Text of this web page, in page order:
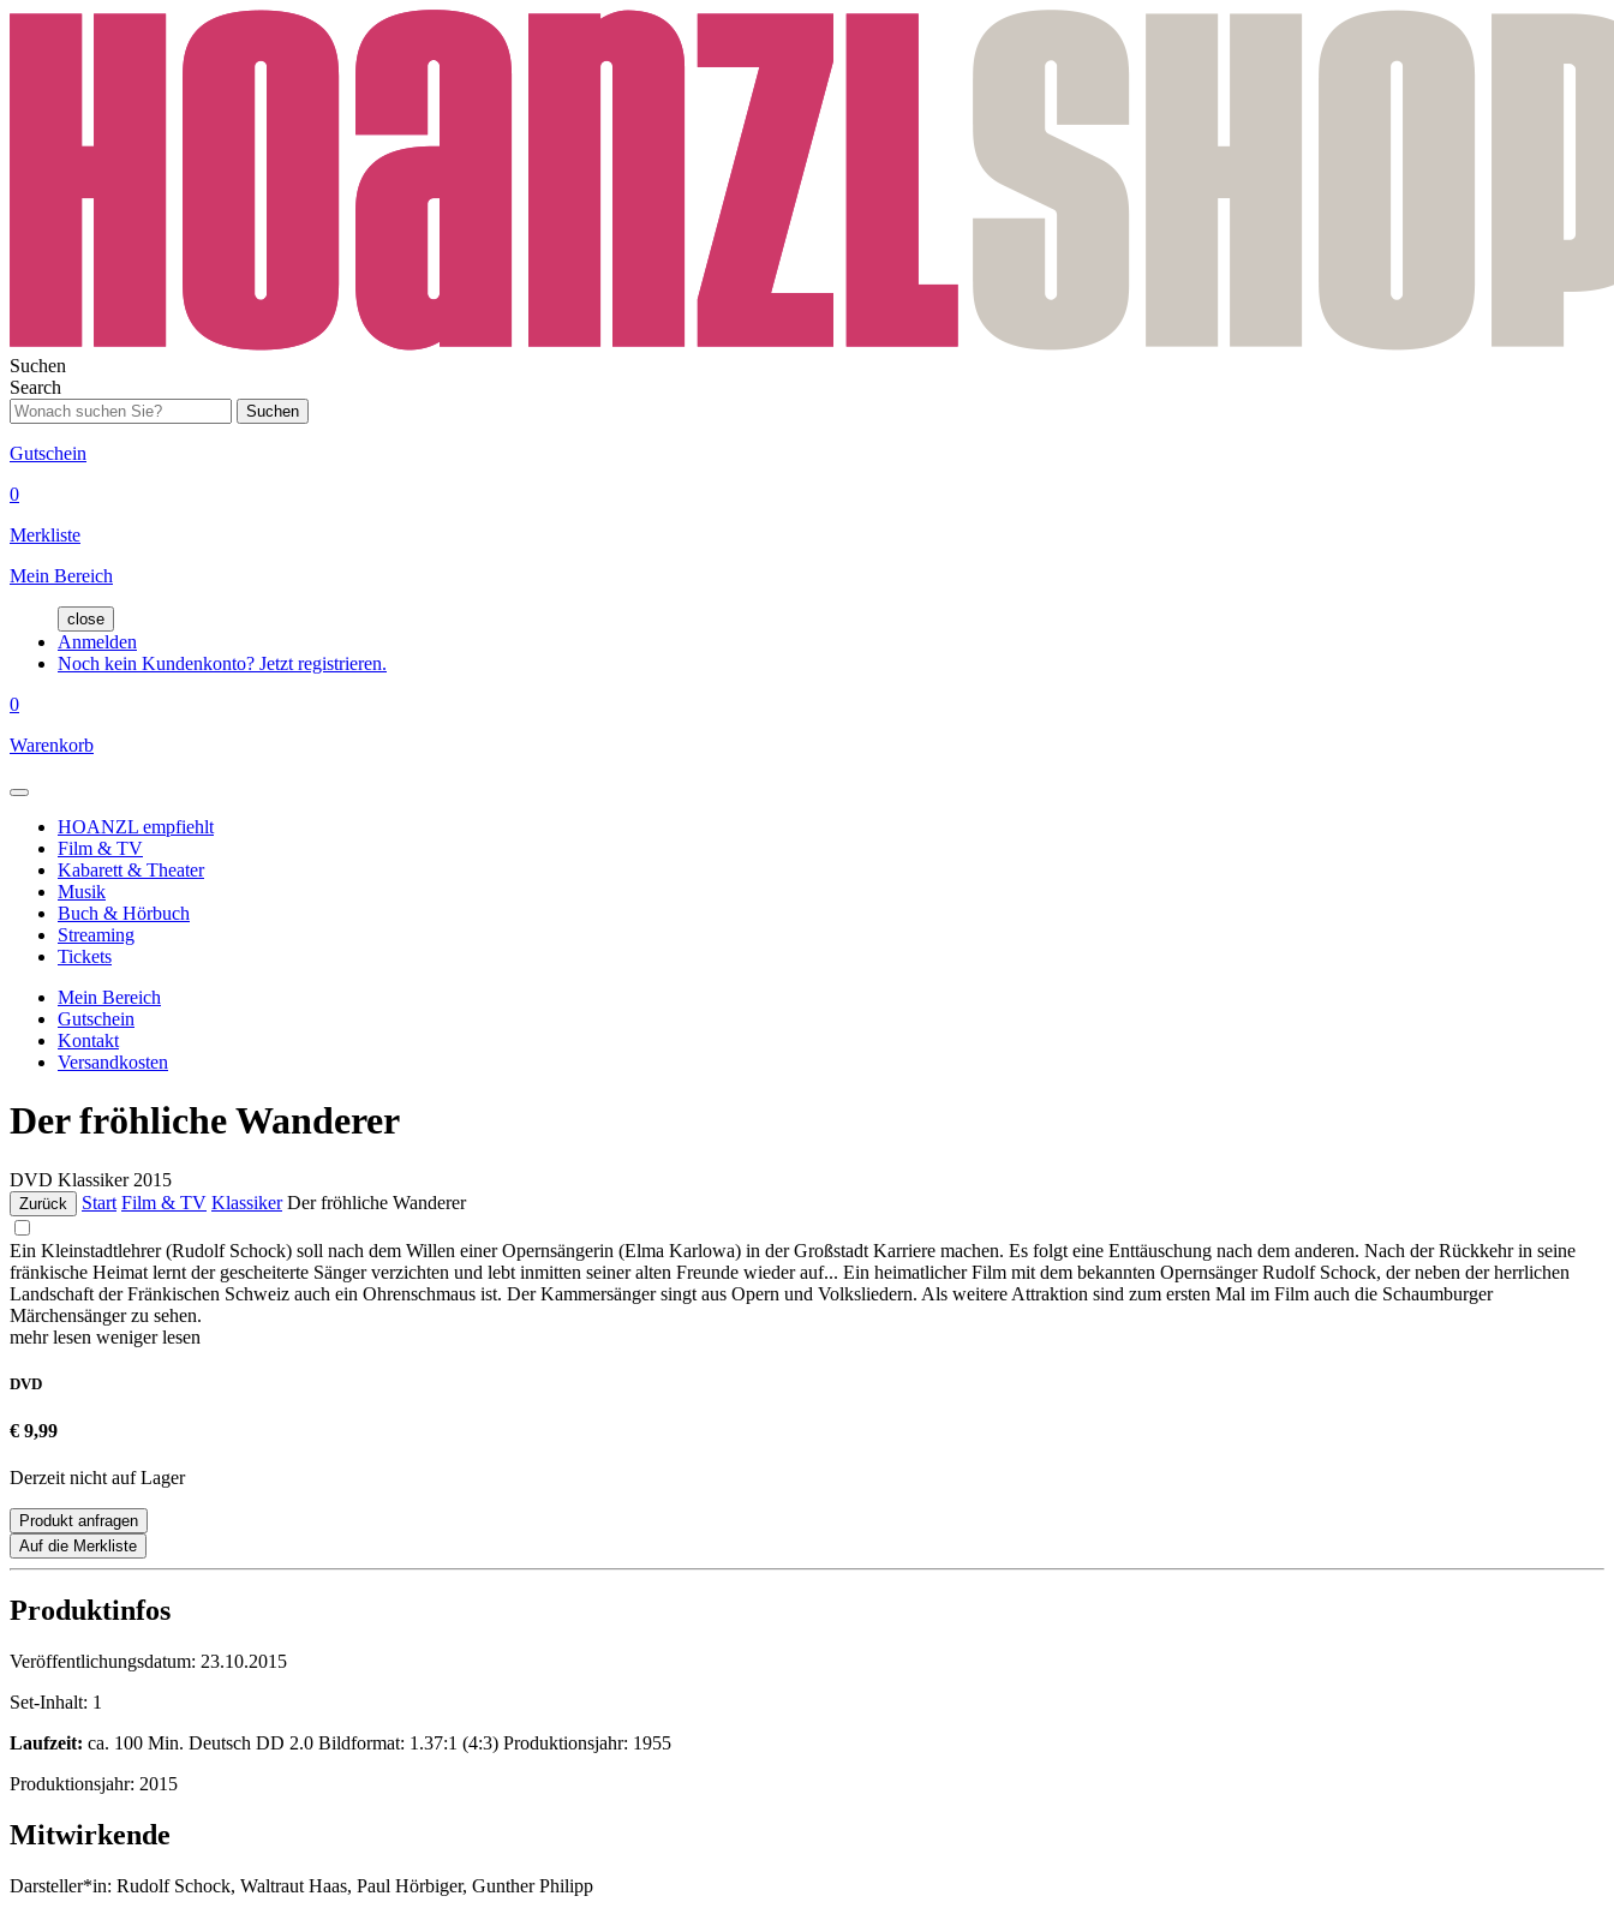
Suchen
Search
Suchen
Gutschein
0
Merkliste
Mein Bereich
close
Anmelden
Noch kein Kundenkonto? Jetzt registrieren.
0
Warenkorb
HOANZL empfiehlt
Film & TV
Kabarett & Theater
Musik
Buch & Hörbuch
Streaming
Tickets
Mein Bereich
Gutschein
Kontakt
Versandkosten
Der fröhliche Wanderer
DVD Klassiker 2015
Zurück Start Film & TV Klassiker Der fröhliche Wanderer
Ein Kleinstadtlehrer (Rudolf Schock) soll nach dem Willen einer Opernsängerin (Elma Karlowa) in der Großstadt Karriere machen. Es folgt eine Enttäuschung nach dem anderen. Nach der Rückkehr in seine
fränkische Heimat lernt der gescheiterte Sänger verzichten und lebt inmitten seiner alten Freunde wieder auf... Ein heimatlicher Film mit dem bekannten Opernsänger Rudolf Schock, der neben der herrlichen
Landschaft der Fränkischen Schweiz auch ein Ohrenschmaus ist. Der Kammersänger singt aus Opern und Volksliedern. Als weitere Attraktion sind zum ersten Mal im Film auch die Schaumburger
Märchensänger zu sehen.
mehr lesen weniger lesen
DVD
€ 9,99
Derzeit nicht auf Lager
Produkt anfragen
Auf die Merkliste
Produktinfos
Veröffentlichungsdatum: 23.10.2015
Set-Inhalt: 1
Laufzeit: ca. 100 Min. Deutsch DD 2.0 Bildformat: 1.37:1 (4:3) Produktionsjahr: 1955
Produktionsjahr: 2015
Mitwirkende
Darsteller*in: Rudolf Schock, Waltraut Haas, Paul Hörbiger, Gunther Philipp